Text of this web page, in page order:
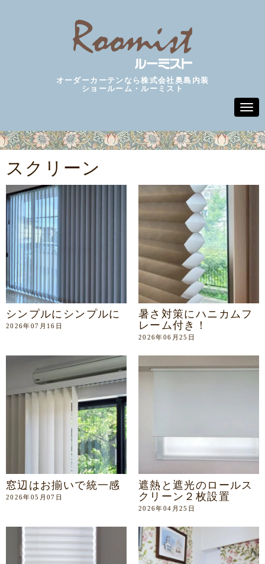
オーダーカーテンなら株式会社奥島内装
ショールーム・ルーミスト
N
a
i
g
o
スクリーン
シンプルにシンプルに
2026年07月16日
暑さ対策にハニカムフ
レーム付き！
2026年06月25日
窓辺はお揃いで統一感
2026年05月07日
遮熱と遮光のロールス
クリーン２枚設置
2026年04月25日